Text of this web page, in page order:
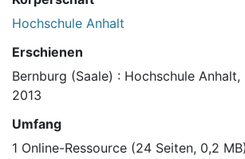
Hochschule Anhalt
Erschienen
Bernburg (Saale) : Hochschule Anhalt,
2013
Umfang
1 Online-Ressource (24 Seiten, 0,2